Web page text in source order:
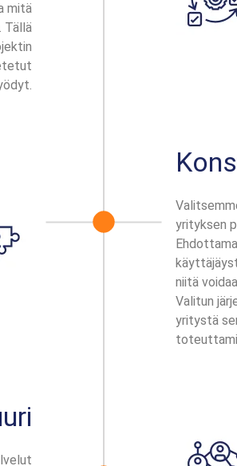
mitä
Tällä
yrityksen
niitä
Valitun
yritystä